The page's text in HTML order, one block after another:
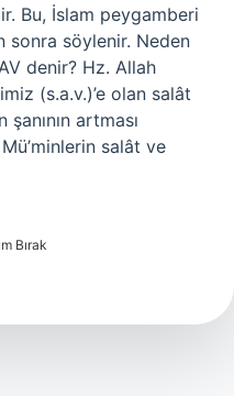
Bu, İslam peygamberi
sonra söylenir. Neden
denir? Hz. Allah
(s.a.v.)’e olan salât
artması
salât ve
Bırak